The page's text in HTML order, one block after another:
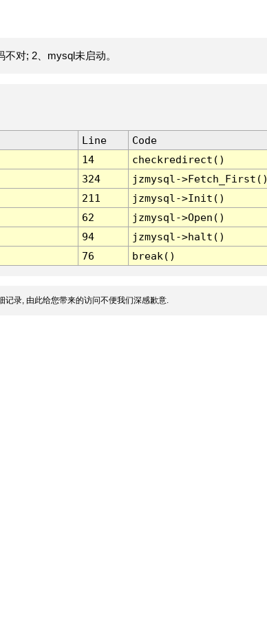
对; 2、mysql未启动。
Line
Code
14
checkredirect()
324
jzmysql-
211
jzmysql->Init()
62
jzmysql->Open()
94
jzmysql->halt()
76 break()
记录, 由此给您带来的访问不便我们深感歉意.